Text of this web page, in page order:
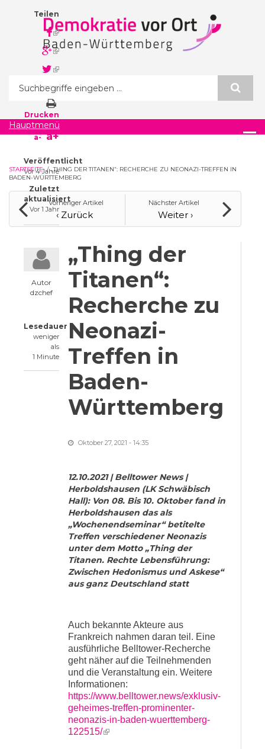
Suchformular
Hauptmenü
STARTSEITE / „THING DER TITANEN“: RECHERCHE ZU NEONAZI-TREFFEN IN
BADEN-WÜRTTEMBERG
Vorheriger Artikel
‹ Zurück
Nächster Artikel
Weiter ›
Autor
dzchef
Lesedauer
weniger
als
1 Minute
Teilen
(link is
external)
(link is
external)
external)
Drucken
a- a+
Veröffentlicht
Vor 4 Jahre
Zuletzt
aktualisiert
Vor 1 Jahr
„Thing der
Titanen“:
Recherche zu
Neonazi-
Treffen in
Baden-
Württemberg
Oktober 27, 2021 - 14:35
12.10.2021 | Belltower News |
Herboldshausen (LK Schwäbisch
Hall): Von 08. Bis 10. Oktober fand in
Herboldshausen das als
„Wochenendseminar“ betitelte
Treffen verschiedener Neonazis
unter dem Motto „Thing der
Titanen. Rechte Lebensführung:
Zwischen Hedonismus und Askese“
aus ganz Deutschland statt
Auch bekannte Akteure aus
Frankreich nahmen daran teil. Eine
ausführliche Belltower-Recherche
geht näher auf die Teilnehmenden
und die Veranstaltung ein. Weitere
Informationen:
https://www.belltower.news/exklusiv-
geheimes-treffen-prominenter-
neonazis-in-baden-wuerttemberg-
122515/(link is external)